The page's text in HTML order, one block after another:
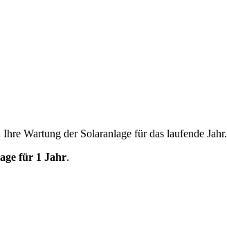
Wartung der Solaranlage für das laufende Jahr.
für 1 Jahr.